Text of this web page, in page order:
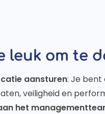
leuk om te
aansturen: Je bent
veiligheid en
het